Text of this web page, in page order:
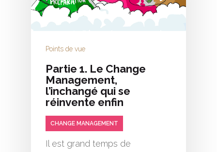
Points de vue
Partie 1. Le Change
Management,
l’inchangé qui se
réinvente enfin
CHANGE MANAGEMENT
Il est grand temps de